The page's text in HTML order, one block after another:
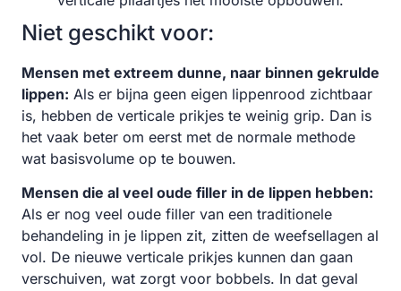
Niet geschikt voor:
Mensen met extreem dunne, naar binnen gekrulde
lippen: Als er bijna geen eigen lippenrood zichtbaar
is, hebben de verticale prikjes te weinig grip. Dan is
het vaak beter om eerst met de normale methode
wat basisvolume op te bouwen.
Mensen die al veel oude filler in de lippen hebben:
Als er nog veel oude filler van een traditionele
behandeling in je lippen zit, zitten de weefsellagen al
vol. De nieuwe verticale prikjes kunnen dan gaan
verschuiven, wat zorgt voor bobbels. In dat geval